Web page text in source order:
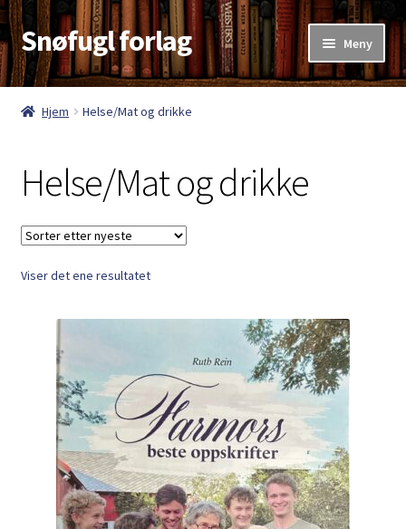
Hopp
til
navigasjon
Hopp
til
innhold
Snøfugl forlag Meny
Hjem
Antikvariske bøker
Handlekurv
Kasse
Kategorier
Kjøpsvilkår
Kontakt
Min side
My Account
Hjem Helse/Mat og drikke
Helse/Mat og drikke
Viser det ene resultatet